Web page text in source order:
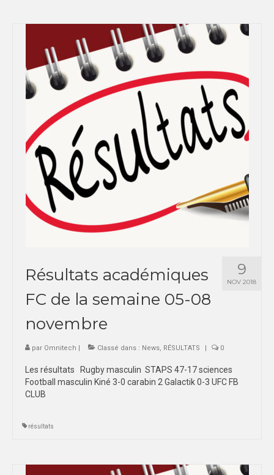
9
NOV 2018
Résultats académiques
FC de la semaine 05-08
novembre
par Omnitech | Classé dans : News, RÉSULTATS | 0
Les résultats Rugby masculin STAPS 47-17 sciences
Football masculin Kiné 3-0 carabin 2 Galactik 0-3 UFC FB
CLUB
résultats